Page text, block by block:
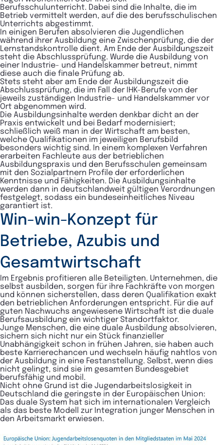
Berufsschulunterricht. Dabei sind die Inhalte, die im
Betrieb vermittelt werden, auf die des berufsschulischen
Unterrichts abgestimmt.
In einigen Berufen absolvieren die Jugendlichen
während ihrer Ausbildung eine Zwischenprüfung, die der
Lernstandskontrolle dient. Am Ende der Ausbildungszeit
steht die Abschlussprüfung. Wurde die Ausbildung von
einer Industrie- und Handelskammer betreut, nimmt
diese auch die finale Prüfung ab.
Stets steht aber am Ende der Ausbildungszeit die
Abschlussprüfung, die im Fall der IHK-Berufe von der
jeweils zuständigen Industrie- und Handelskammer vor
Ort abgenommen wird.
Die Ausbildungsinhalte werden denkbar dicht an der
Praxis entwickelt und bei Bedarf modernisiert;
schließlich weiß man in der Wirtschaft am besten,
welche Qualifikationen im jeweiligen Berufsbild
besonders wichtig sind. In einem komplexen Verfahren
erarbeiten Fachleute aus der betrieblichen
Ausbildungspraxis und den Berufsschulen gemeinsam
mit den Sozialpartnern Profile der erforderlichen
Kenntnisse und Fähigkeiten. Die Ausbildungsinhalte
werden dann in deutschlandweit gültigen Verordnungen
festgelegt, sodass ein bundeseinheitliches Niveau
garantiert ist.
Win-win-Konzept für
Betriebe, Azubis und
Gesamtwirtschaft
Im Ergebnis profitieren alle Beteiligten. Unternehmen, die
selbst ausbilden, sorgen für ihre Fachkräfte von morgen
und können sicherstellen, dass deren Qualifikation exakt
den betrieblichen Anforderungen entspricht. Für die auf
guten Nachwuchs angewiesene Wirtschaft ist die duale
Berufsausbildung ein wichtiger Standortfaktor.
Junge Menschen, die eine duale Ausbildung absolvieren,
sichern sich nicht nur ein Stück finanzieller
Unabhängigkeit schon in frühen Jahren, sie haben auch
beste Karrierechancen und wechseln häufig nahtlos von
der Ausbildung in eine Festanstellung. Selbst, wenn dies
nicht gelingt, sind sie im gesamten Bundesgebiet
berufsfähig und mobil.
Nicht ohne Grund ist die Jugendarbeitslosigkeit in
Deutschland die geringste in der Europäischen Union:
Das duale System hat sich im internationalen Vergleich
als das beste Modell zur Integration junger Menschen in
den Arbeitsmarkt erwiesen.